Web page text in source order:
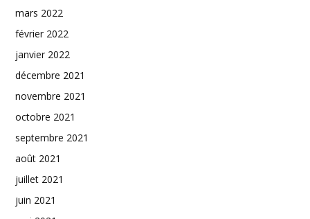
mars 2022
février 2022
janvier 2022
décembre 2021
novembre 2021
octobre 2021
septembre 2021
août 2021
juillet 2021
juin 2021